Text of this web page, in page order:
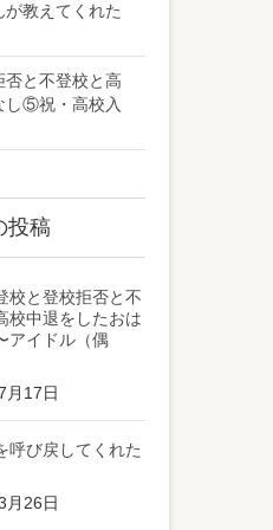
教えてくれた
否と不登校と高
し⑤祝・高校入
投稿
校と登校拒否と不
校中退をしたおは
アイドル（偶
月17日
呼び戻してくれた
月26日